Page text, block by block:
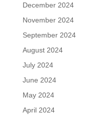
December 2024
November 2024
September 2024
August 2024
July 2024
June 2024
May 2024
April 2024